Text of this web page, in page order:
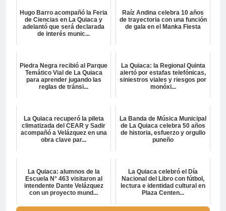
Hugo Barro acompañó la Feria
de Ciencias en La Quiaca y
adelantó que será declarada
de interés munic...
Raíz Andina celebra 10 años
de trayectoria con una función
de gala en el Manka Fiesta
Piedra Negra recibió al Parque
Temático Vial de La Quiaca
para aprender jugando las
reglas de tránsi...
La Quiaca: la Regional Quinta
alertó por estafas telefónicas,
siniestros viales y riesgos por
monóxi...
La Quiaca recuperó la pileta
climatizada del CEAR y Sadir
acompañó a Velázquez en una
obra clave par...
La Banda de Música Municipal
de La Quiaca celebra 50 años
de historia, esfuerzo y orgullo
puneño
La Quiaca: alumnos de la
Escuela N° 463 visitaron al
intendente Dante Velázquez
con un proyecto mund...
La Quiaca celebró el Día
Nacional del Libro con fútbol,
lectura e identidad cultural en
Plaza Centen...